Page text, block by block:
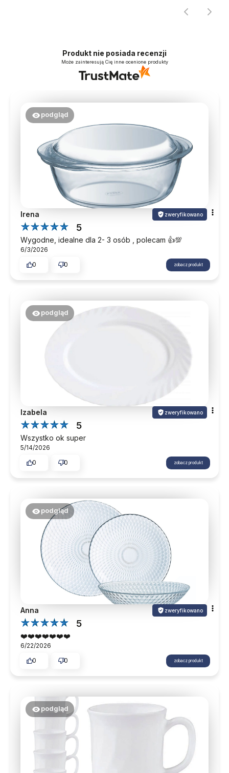
Produkt nie posiada recenzji
Może zainteresują Cię inne ocenione produkty
podgląd
Irena zweryfikowano
5
Wygodne, idealne dla 2- 3 osób , polecam 👍️💯
6/3/2026
0
0 zobacz produkt
podgląd
Izabela zweryfikowano
5
Wszystko ok super
5/14/2026
0
0 zobacz produkt
podgląd
Anna zweryfikowano
5
❤️❤️❤️❤️❤️❤️❤️
6/22/2026
0
0 zobacz produkt
podgląd